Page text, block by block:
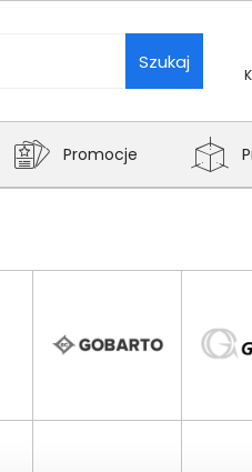
Szukaj
Promocje